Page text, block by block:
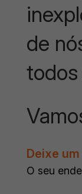
de
Deixe
O seu